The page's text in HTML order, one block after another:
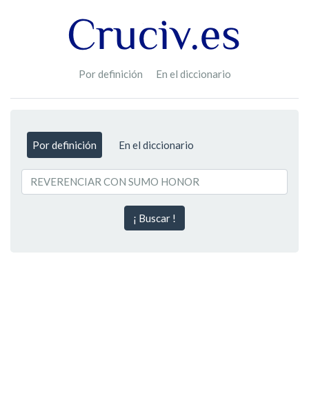
Por definición En el diccionario
Por definición En el diccionario
¡ Buscar !